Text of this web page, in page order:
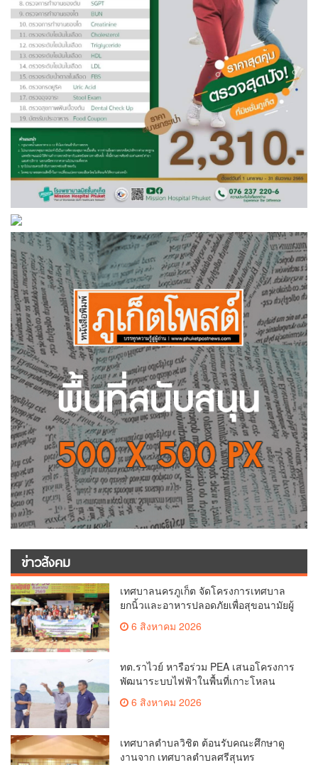
ข่าวสังคม
เทศบาลนครภูเก็ต จัดโครงการเทศบาล
ยกนิ้วและอาหารปลอดภัยเพื่อสุขอนามัยผู้
6 สิงหาคม 2026
ทต.ราไวย์ หารือร่วม PEA เสนอโครงการ
พัฒนาระบบไฟฟ้าในพื้นที่เกาะโหลน
6 สิงหาคม 2026
เทศบาลตำบลวิชิต ต้อนรับคณะศึกษาดู
งานจาก เทศบาลตำบลศรีสุนทร